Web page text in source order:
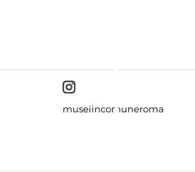
museiincomuneroma